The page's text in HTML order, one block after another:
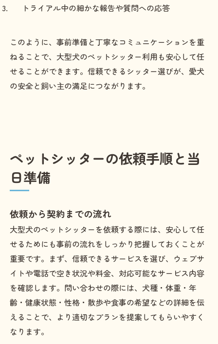
トライアル中の細かな報告や質問への応答
このように、事前準備と丁寧なコミュニケーションを重
ねることで、大型犬のペットシッター利用も安心して任
せることができます。信頼できるシッター選びが、愛犬
の安全と飼い主の満足につながります。
ペットシッターの依頼手順と当
日準備
依頼から契約までの流れ
大型犬のペットシッターを依頼する際には、安心して任
せるためにも事前の流れをしっかり把握しておくことが
重要です。まず、信頼できるサービスを選び、ウェブサ
イトや電話で空き状況や料金、対応可能なサービス内容
を確認します。問い合わせの際には、犬種・体重・年
齢・健康状態・性格・散歩や食事の希望などの詳細を伝
えることで、より適切なプランを提案してもらいやすく
なります。